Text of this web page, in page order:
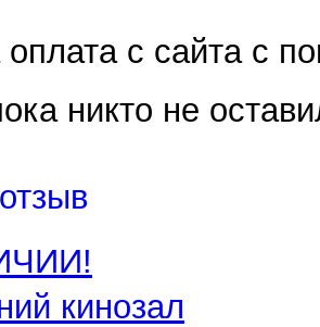
с сайта с
никто не
кинозал